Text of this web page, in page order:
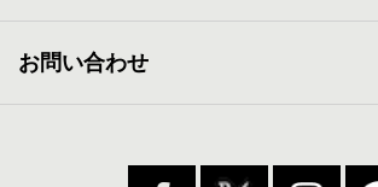
お問い合わせ